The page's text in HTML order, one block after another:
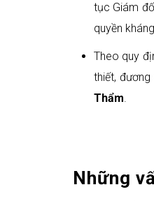
tục Giám
quyền
Theo quy
thiết,
Thẩm.
Những